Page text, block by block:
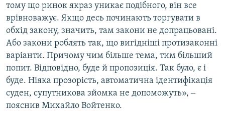
тому що ринок якраз уникає подібного, він все
врівноважує. Якщо десь починають торгувати в
обхід закону, значить, там закони не допрацьовані.
Або закони роблять так, що вигідніші протизаконні
варіанти. Причому чим більше тема, тим більший
попит. Відповідно, буде й пропозиція. Так було, є і
буде. Ніяка прозорість, автоматична ідентифікація
суден, супутникова зйомка не допоможуть», ‒
пояснив Михайло Войтенко.